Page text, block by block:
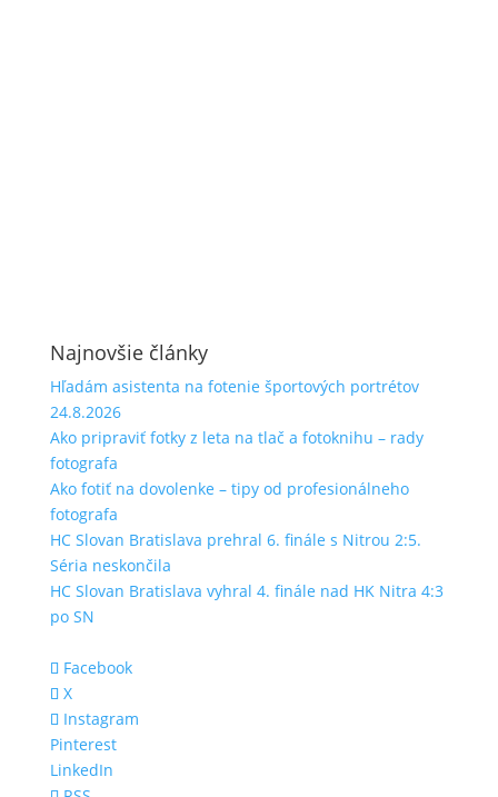
Najnovšie články
Hľadám asistenta na fotenie športových portrétov
24.8.2026
Ako pripraviť fotky z leta na tlač a fotoknihu – rady
fotografa
Ako fotiť na dovolenke – tipy od profesionálneho
fotografa
HC Slovan Bratislava prehral 6. finále s Nitrou 2:5.
Séria neskončila
HC Slovan Bratislava vyhral 4. finále nad HK Nitra 4:3
po SN
Facebook
X
Instagram
Pinterest
LinkedIn